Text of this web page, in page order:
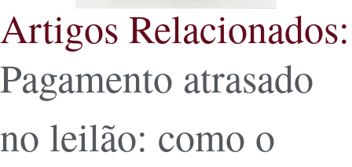
Artigos Relacionados:
Pagamento atrasado
no leilão: como o